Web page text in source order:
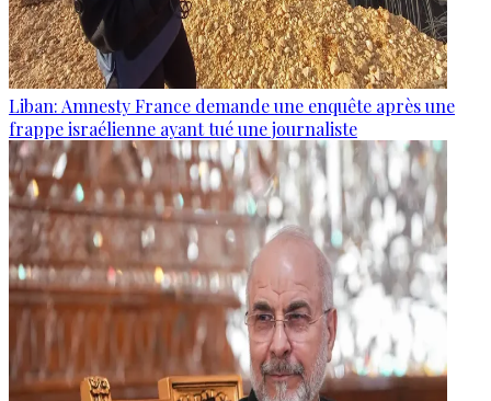
Liban: Amnesty France demande une enquête après une
frappe israélienne ayant tué une journaliste